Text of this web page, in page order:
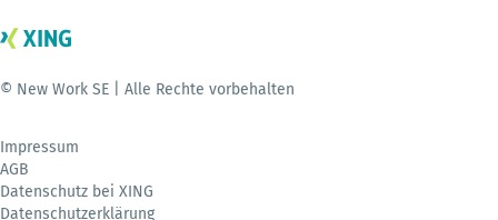
© New Work SE | Alle Rechte vorbehalten
Impressum
AGB
Datenschutz bei XING
Datenschutzerklärung